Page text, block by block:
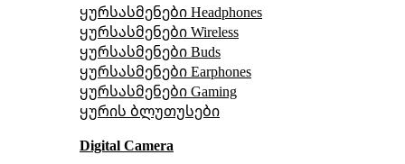
ყურსასმენები Headphones
ყურსასმენები Wireless
ყურსასმენები Buds
ყურსასმენები Earphones
ყურსასმენები Gaming
ყურის ბლუთუსები
Digital Camera